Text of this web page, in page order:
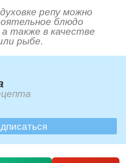
репу можно
блюдо
также в качестве
рыбе.